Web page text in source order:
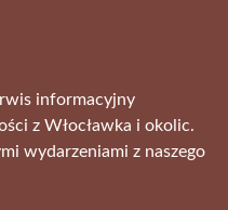
informacyjny
z Włocławka i okolic.
wydarzeniami z naszego